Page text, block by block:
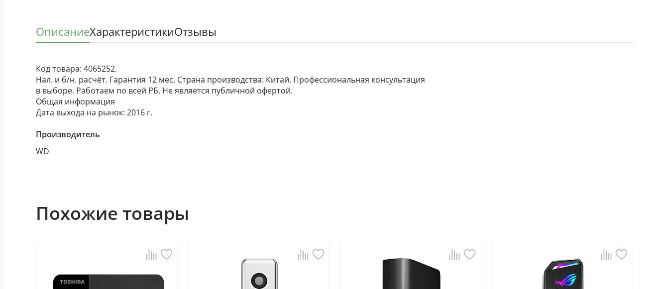
ОписаниеХарактеристикиОтзывы
Код товара: 4065252.
Нал. и б/н. расчёт. Гарантия 12 мес. Страна производства: Китай. Профессиональная консультация
в выборе. Работаем по всей РБ. Не является публичной офертой.
Общая информация
Дата выхода на рынок: 2016 г.
Производитель
WD
Похожие товары